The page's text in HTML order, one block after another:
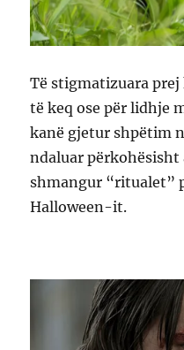
Të stigmatizuara
të keq ose për lidhje
kanë gjetur shpëtim
ndaluar
shmangur “ritualet”
Halloween-it.